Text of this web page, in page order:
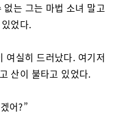
는 그는 마법 소녀 말고
었다.
여실히 드러났다. 여기저
산이 불타고 있었다.
어?”